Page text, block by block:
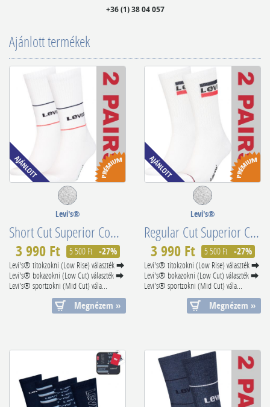
+36 (1) 38 04 057
Ajánlott termékek
Levi's®
Short Cut Superior Combed Cotton 701210567010
3 990 Ft 5 500 Ft -27%
Levi's® titokzokni (Low Rise) választék ⮕
Levi's® bokazokni (Low Cut) választék ⮕
Levi's® sportzokni (Mid Cut) vála...
Megnézem »
Levi's®
Regular Cut Superior Confort 902012001001
3 990 Ft 5 500 Ft -27%
Levi's® titokzokni (Low Rise) választék ⮕
Levi's® bokazokni (Low Cut) választék ⮕
Levi's® sportzokni (Mid Cut) vála...
Megnézem »